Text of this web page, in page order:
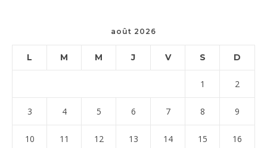
août 2026
L M M J V S D
1 2
3 4 5 6 7 8 9
10 11 12 13 14 15 16